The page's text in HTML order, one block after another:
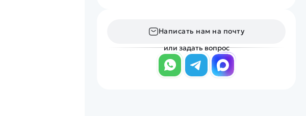
Написать нам на почту
или задать вопрос